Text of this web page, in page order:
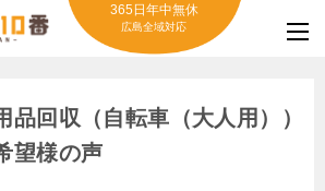
365日年中無休
広島全域対応
品回収（自転車（大人用））
望様の声